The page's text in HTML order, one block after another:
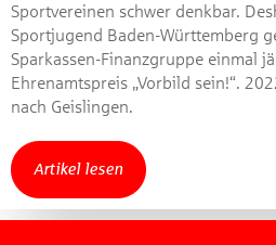
Sportvereinen schwer denkbar.
Sportjugend Baden-Württemberg
Sparkassen-Finanzgruppe einmal
Ehrenamtspreis „Vorbild sein!“.
nach Geislingen.
Artikel lesen
Beantworten Sie einfach
Welches Jubiläum feiert
Göppingen in